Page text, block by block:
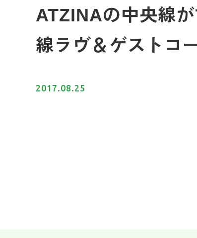
ATZINAの中央線
線ラヴ＆ゲストコ
2017.08.25